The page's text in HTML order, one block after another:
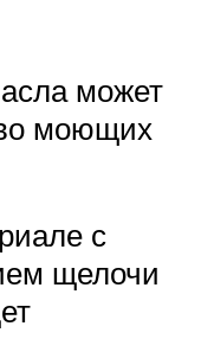
может
моющих
с
щелочи